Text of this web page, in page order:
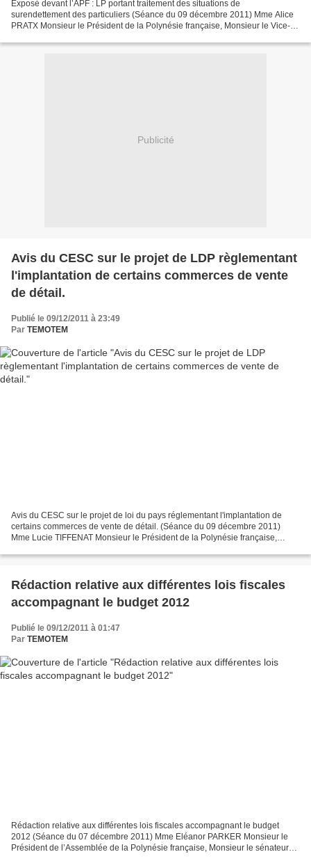
Exposé devant l’APF : LP portant traitement des situations de
surendettement des particuliers (Séance du 09 décembre 2011) Mme Alice
PRATX Monsieur le Président de la Polynésie française, Monsieur le Vice-
Publicité
Avis du CESC sur le projet de LDP règlementant
l'implantation de certains commerces de vente
de détail.
Publié le 09/12/2011 à 23:49
Par TEMOTEM
Avis du CESC sur le projet de loi du pays réglementant l'implantation de
certains commerces de vente de détail. (Séance du 09 décembre 2011)
Mme Lucie TIFFENAT Monsieur le Président de la Polynésie française,
Rédaction relative aux différentes lois fiscales
accompagnant le budget 2012
Publié le 09/12/2011 à 01:47
Par TEMOTEM
Rédaction relative aux différentes lois fiscales accompagnant le budget
2012 (Séance du 07 décembre 2011) Mme Eléanor PARKER Monsieur le
Président de l’Assemblée de la Polynésie française, Monsieur le sénateur